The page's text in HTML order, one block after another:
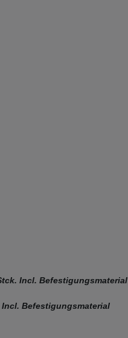
Incl. Befestigungsmaterial
Befestigungsmaterial